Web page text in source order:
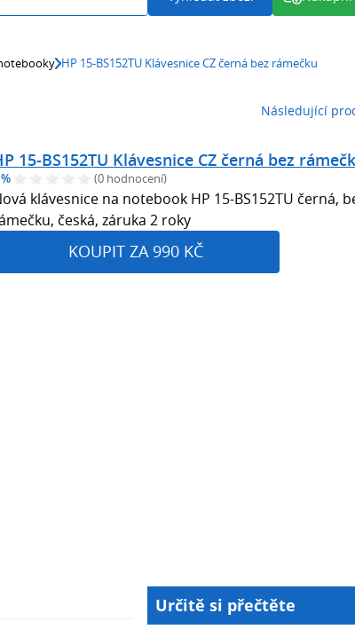
HP 15-BS152TU Klávesnice CZ černá bez rámečku
Následující
15-BS152TU Klávesnice CZ černá bez
(0 hodnocení)
klávesnice na notebook HP 15-BS152TU černá,
česká, záruka 2 roky
KOUPIT ZA 990 KČ
Určitě si přečtěte